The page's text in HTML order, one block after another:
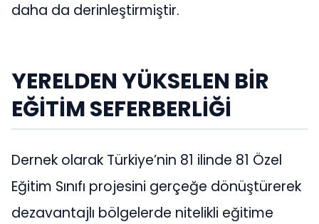
daha da derinleştirmiştir.
YERELDEN YÜKSELEN BİR
EĞİTİM SEFERBERLİĞİ
Dernek olarak Türkiye’nin 81 ilinde 81 Özel
Eğitim Sınıfı projesini gerçeğe dönüştürerek
dezavantajlı bölgelerde nitelikli eğitime